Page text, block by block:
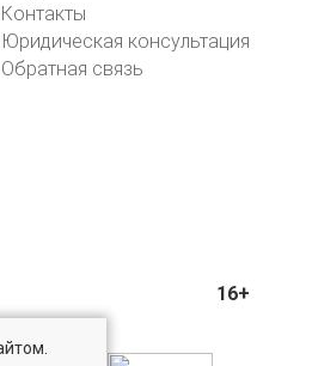
Контакты
Юридическая консультация
Обратная связь
16+